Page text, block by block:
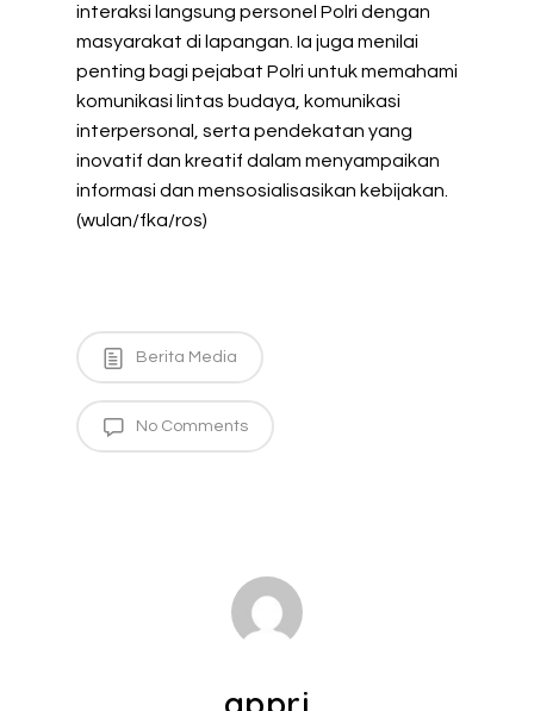
interaksi langsung personel Polri dengan
masyarakat di lapangan. Ia juga menilai
penting bagi pejabat Polri untuk memahami
komunikasi lintas budaya, komunikasi
interpersonal, serta pendekatan yang
inovatif dan kreatif dalam menyampaikan
informasi dan mensosialisasikan kebijakan.
(wulan/fka/ros)
Berita Media
No Comments